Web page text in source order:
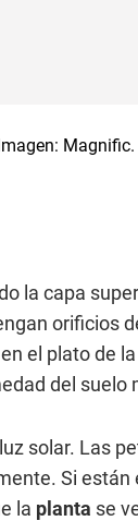
la capa
orificios
el plato de
del suelo
solar. Las
Si
la planta se